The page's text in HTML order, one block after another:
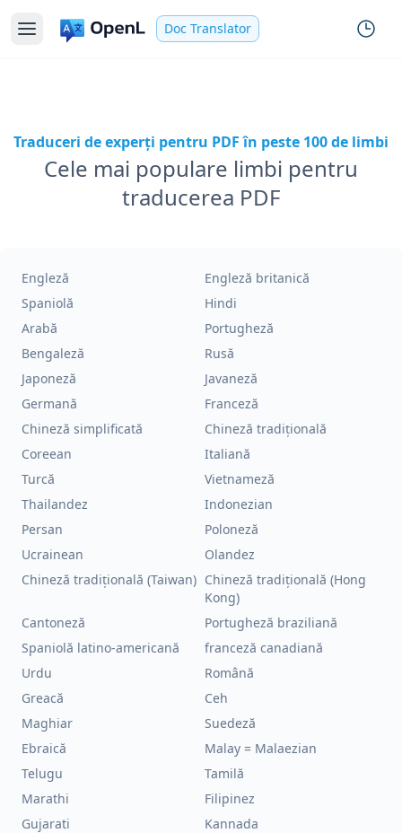
Doc Translator
Traduceri de experți pentru PDF în peste 100 de limbi
Cele mai populare limbi pentru
traducerea PDF
Engleză
Engleză britanică
Spaniolă
Hindi
Arabă
Portugheză
Bengaleză
Rusă
Japoneză
Javaneză
Germană
Franceză
Chineză simplificată
Chineză tradițională
Coreean
Italiană
Turcă
Vietnameză
Thailandez
Indonezian
Persan
Poloneză
Ucrainean
Olandez
Chineză tradițională (Taiwan) Chineză tradițională (Hong
Kong)
Cantoneză
Portugheză braziliană
Spaniolă latino-americană
franceză canadiană
Urdu
Română
Greacă
Ceh
Maghiar
Suedeză
Ebraică
Malay = Malaezian
Telugu
Tamilă
Marathi
Filipinez
Gujarati
Kannada